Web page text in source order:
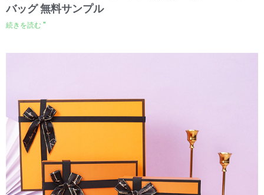
バッグ 無料サンプル
続きを読む "